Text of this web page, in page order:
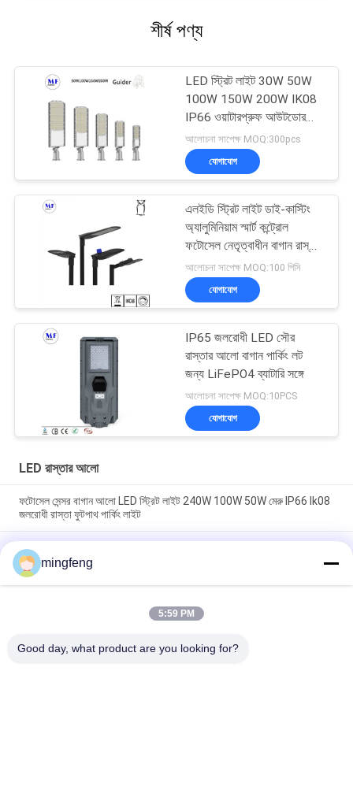
শীর্ষ পণ্য
LED স্ট্রিট লাইট 30W 50W
100W 150W 200W IK08
IP66 ওয়াটারপ্রুফ আউটডোর
পার্কিং লট লাইটিং
আলোচনা সাপেক্ষ MOQ:300pcs
যোগাযোগ
এলইডি স্ট্রিট লাইট ডাই-কাস্টিং
অ্যালুমিনিয়াম স্মার্ট কন্ট্রোল
ফটোসেল নেতৃত্বাধীন বাগান রাস্তার
আলো
আলোচনা সাপেক্ষ MOQ:100 পিসি
যোগাযোগ
IP65 জলরোধী LED সৌর
রাস্তার আলো বাগান পার্কিং লট
জন্য LiFePO4 ব্যাটারি সঙ্গে
আলোচনা সাপেক্ষ MOQ:10PCS
যোগাযোগ
LED রাস্তার আলো
ফটোসেল সেন্সর বাগান আলো LED স্ট্রিট লাইট 240W 100W 50W মেরু IP66 Ik08
জলরোধী রাস্তা ফুটপাথ পার্কিং লাইট
প্ল্যাটফর্ম বাস স্টপ ট্রানজিট হাবের জন্য ফটোসেল সহ শক্তিশালী আবহাওয়া প্রতিরোধী
আইপি 66 এলইডি স্ট্রিট লাইট 30W-240W
mingfeng
5:59 PM
Good day, what product are you looking for?